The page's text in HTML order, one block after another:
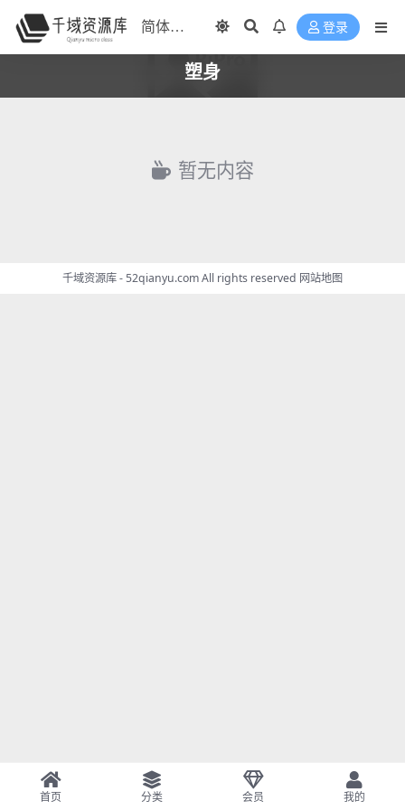
登录
塑身
暂无内容
千域资源库 - 52qianyu.com All rights reserved 网站地图
首页 分类 会员 我的